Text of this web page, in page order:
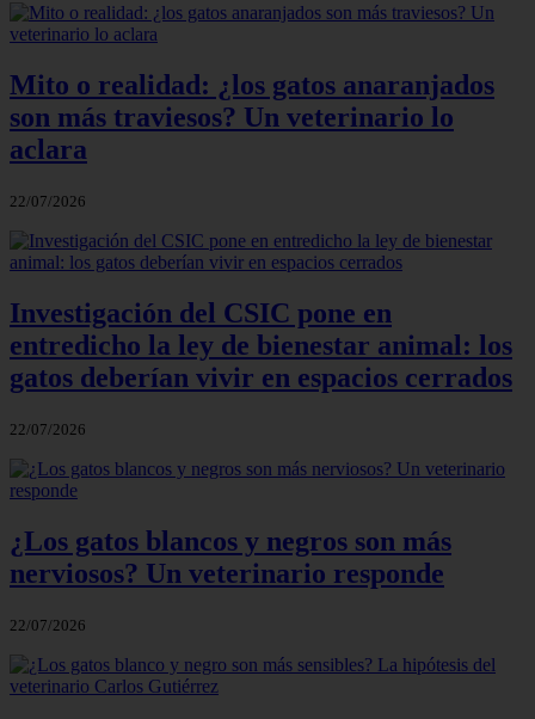
Mito o realidad: ¿los gatos anaranjados
son más traviesos? Un veterinario lo
aclara
22/07/2026
Investigación del CSIC pone en
entredicho la ley de bienestar animal: los
gatos deberían vivir en espacios cerrados
22/07/2026
¿Los gatos blancos y negros son más
nerviosos? Un veterinario responde
22/07/2026